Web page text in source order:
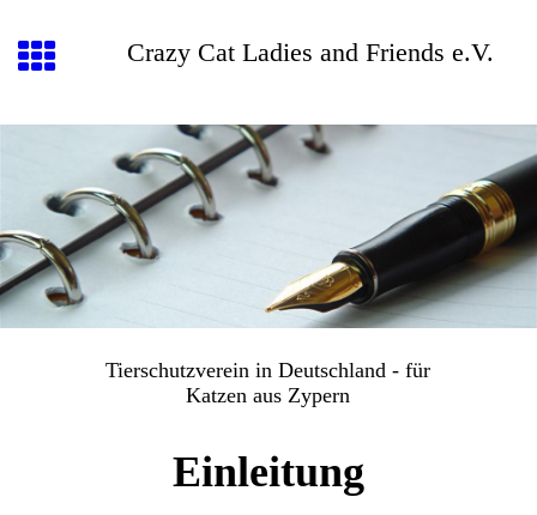
Crazy Cat Ladies and Friends e.V.
Tierschutzverein in Deutschland - für
Katzen aus Zypern
Einleitung